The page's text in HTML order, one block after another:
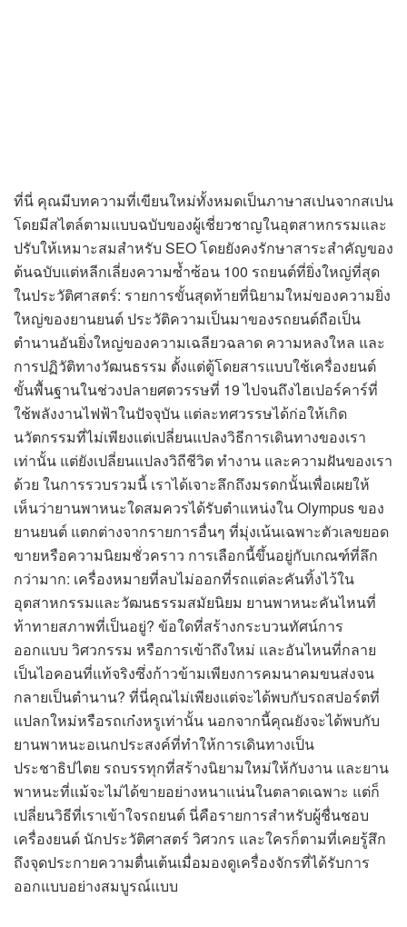
ที่นี่ คุณมีบทความที่เขียนใหม่ทั้งหมดเป็นภาษาสเปนจากสเปน
โดยมีสไตล์ตามแบบฉบับของผู้เชี่ยวชาญในอุตสาหกรรมและ
ปรับให้เหมาะสมสำหรับ SEO โดยยังคงรักษาสาระสำคัญของ
ต้นฉบับแต่หลีกเลี่ยงความซ้ำซ้อน 100 รถยนต์ที่ยิ่งใหญ่ที่สุด
ในประวัติศาสตร์: รายการขั้นสุดท้ายที่นิยามใหม่ของความยิ่ง
ใหญ่ของยานยนต์ ประวัติความเป็นมาของรถยนต์ถือเป็น
ตำนานอันยิ่งใหญ่ของความเฉลียวฉลาด ความหลงใหล และ
การปฏิวัติทางวัฒนธรรม ตั้งแต่ตู้โดยสารแบบใช้เครื่องยนต์
ขั้นพื้นฐานในช่วงปลายศตวรรษที่ 19 ไปจนถึงไฮเปอร์คาร์ที่
ใช้พลังงานไฟฟ้าในปัจจุบัน แต่ละทศวรรษได้ก่อให้เกิด
นวัตกรรมที่ไม่เพียงแต่เปลี่ยนแปลงวิธีการเดินทางของเรา
เท่านั้น แต่ยังเปลี่ยนแปลงวิถีชีวิต ทำงาน และความฝันของเรา
ด้วย ในการรวบรวมนี้ เราได้เจาะลึกถึงมรดกนั้นเพื่อเผยให้
เห็นว่ายานพาหนะใดสมควรได้รับตำแหน่งใน Olympus ของ
ยานยนต์ แตกต่างจากรายการอื่นๆ ที่มุ่งเน้นเฉพาะตัวเลขยอด
ขายหรือความนิยมชั่วคราว การเลือกนี้ขึ้นอยู่กับเกณฑ์ที่ลึก
กว่ามาก: เครื่องหมายที่ลบไม่ออกที่รถแต่ละคันทิ้งไว้ใน
อุตสาหกรรมและวัฒนธรรมสมัยนิยม ยานพาหนะคันไหนที่
ท้าทายสภาพที่เป็นอยู่? ข้อใดที่สร้างกระบวนทัศน์การ
ออกแบบ วิศวกรรม หรือการเข้าถึงใหม่ และอันไหนที่กลาย
เป็นไอคอนที่แท้จริงซึ่งก้าวข้ามเพียงการคมนาคมขนส่งจน
กลายเป็นตำนาน? ที่นี่คุณไม่เพียงแต่จะได้พบกับรถสปอร์ตที่
แปลกใหม่หรือรถเก๋งหรูเท่านั้น นอกจากนี้คุณยังจะได้พบกับ
ยานพาหนะอเนกประสงค์ที่ทำให้การเดินทางเป็น
ประชาธิปไตย รถบรรทุกที่สร้างนิยามใหม่ให้กับงาน และยาน
พาหนะที่แม้จะไม่ได้ขายอย่างหนาแน่นในตลาดเฉพาะ แต่ก็
เปลี่ยนวิธีที่เราเข้าใจรถยนต์ นี่คือรายการสำหรับผู้ชื่นชอบ
เครื่องยนต์ นักประวัติศาสตร์ วิศวกร และใครก็ตามที่เคยรู้สึก
ถึงจุดประกายความตื่นเต้นเมื่อมองดูเครื่องจักรที่ได้รับการ
ออกแบบอย่างสมบูรณ์แบบ